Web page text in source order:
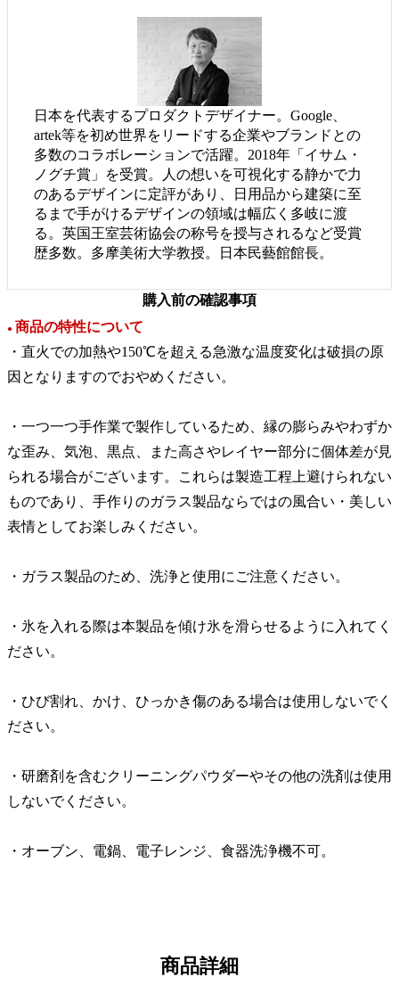
日本を代表するプロダクトデザイナー。Google、
artek等を初め世界をリードする企業やブランドとの
多数のコラボレーションで活躍。2018年「イサム・
ノグチ賞」を受賞。人の想いを可視化する静かで力
のあるデザインに定評があり、日用品から建築に至
るまで手がけるデザインの領域は幅広く多岐に渡
る。英国王室芸術協会の称号を授与されるなど受賞
歴多数。多摩美術大学教授。日本民藝館館長。
購入前の確認事項
● 商品の特性について
・直火での加熱や150℃を超える急激な温度変化は破損の原
因となりますのでおやめください。
・一つ一つ手作業で製作しているため、縁の膨らみやわずか
な歪み、気泡、黒点、また高さやレイヤー部分に個体差が見
られる場合がございます。これらは製造工程上避けられない
ものであり、手作りのガラス製品ならではの風合い・美しい
表情としてお楽しみください。
・ガラス製品のため、洗浄と使用にご注意ください。
・氷を入れる際は本製品を傾け氷を滑らせるように入れてく
ださい。
・ひび割れ、かけ、ひっかき傷のある場合は使用しないでく
ださい。
・研磨剤を含むクリーニングパウダーやその他の洗剤は使用
しないでください。
・オーブン、電鍋、電子レンジ、食器洗浄機不可。
商品詳細